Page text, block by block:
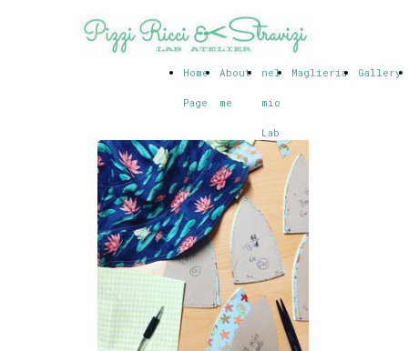
Home
Page
About
me
nel
mio
Lab
Maglieria Gallery